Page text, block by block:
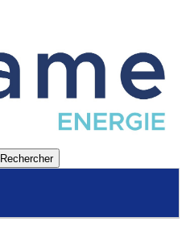
Rechercher